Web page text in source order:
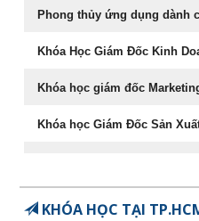
Phong thủy ứng dụng dành
Khóa Học Giám Đốc Kinh
Khóa học giám đốc
Khóa học Giám Đốc Sản
Chuyên Khảo Chiến Lược
KHÓA HỌC TẠI